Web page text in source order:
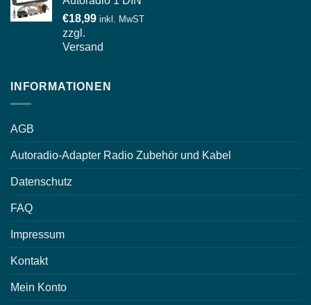
€18,99 inkl. MwST
zzgl.
Versand
INFORMATIONEN
AGB
Autoradio-Adapter Radio Zubehör und Kabel
Datenschutz
FAQ
Impressum
Kontakt
Mein Konto